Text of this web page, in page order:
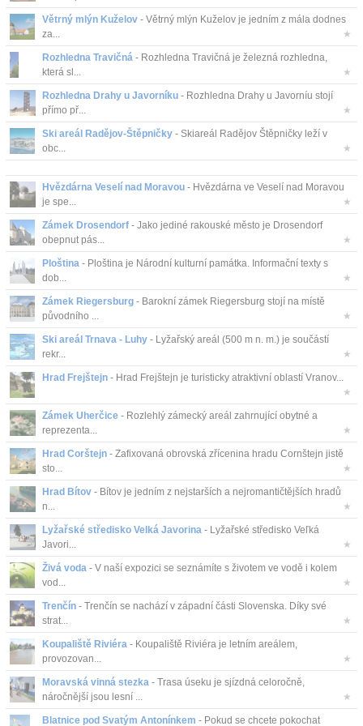
Větrný mlýn Kuželov - Větrný mlýn Kuželov je jedním z mála dodnes
za...
★
Rozhledna Travičná - Rozhledna Travičná je železná rozhledna,
která sl...
★
Rozhledna Drahy u Javorníku - Rozhledna Drahy u Javorníu stojí
přímo př...
★
Ski areál Radějov-Štěpničky - Skiareál Radějov Štěpničky leží v
obc...
★
Hvězdárna Veselí nad Moravou - Hvězdárna ve Veselí nad Moravou
je spe...
★
Zámek Drosendorf - Jako jediné rakouské město je Drosendorf
obepnut pás...
★
Ploština - Ploština je Národní kulturní památka. Informační texty s
dob...
★
Zámek Riegersburg - Barokní zámek Riegersburg stojí na místě
původního ...
★
Ski areál Trnava - Luhy - Lyžařský areál (500 m n. m.) je součástí
rekr...
★
Hrad Frejštejn - Hrad Frejštejn je turisticky atraktivní oblastí Vranov...
★
Zámek Uherčice - Rozlehlý zámecký areál zahrnující obytné a
reprezenta...
★
Hrad Corštejn - Zafixovaná obrovská zřícenina hradu Cornštejn jistě
sto...
★
Hrad Bítov - Bítov je jedním z nejstarších a nejromantičtějších hradů
n...
★
Lyžařské středisko Velká Javorina - Lyžařské středisko Veľká
Javori...
★
Živá voda - V naší expozici se seznámíte s životem ve vodě i kolem
vod...
★
Trenčín - Trenčín se nachází v západní části Slovenska. Díky své
strat...
★
Koupaliště Riviéra - Koupaliště Riviéra je letním areálem,
provozovan...
★
Moravská vinná stezka - Trasa úseku je sjízdná celoročně,
náročnější jsou lesní ...
★
Blatnice pod Svatým Antonínkem - Pokud se chcete pokochat